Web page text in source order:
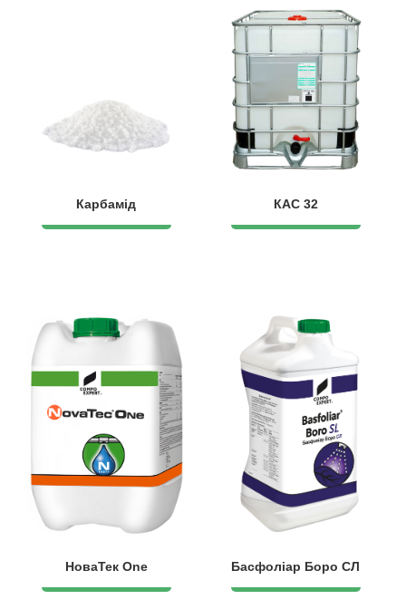
Карбамід КАС 32
НоваТек One Басфоліар Боро СЛ